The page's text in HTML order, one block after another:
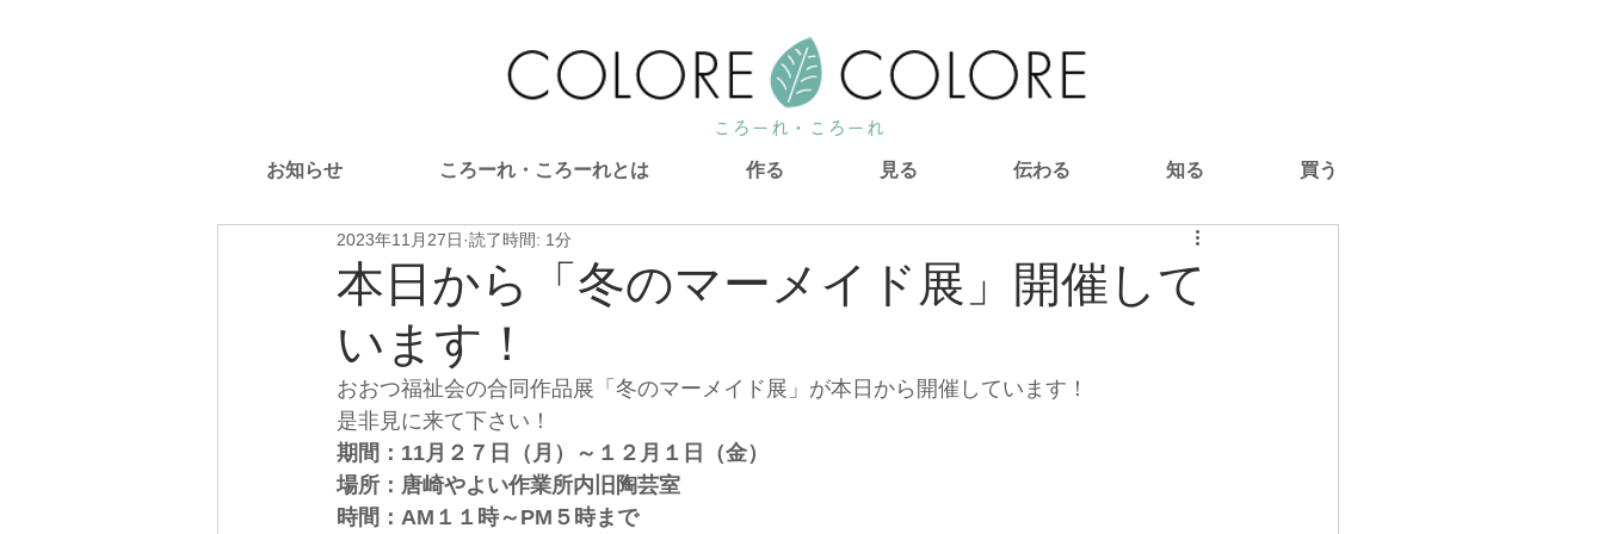
ころーれ・ころーれ
お知らせ ころーれ・ころーれとは 作る 見る 伝わる 知る 買う
本日から「冬のマーメイド展」開催して
います！
2023年11月27日 読了時間: 1分
おおつ福祉会の合同作品展「冬のマーメイド展」が本日から開催しています！
是非見に来て下さい！
期間：11月２７日（月）～１２月１日（金）
場所：唐崎やよい作業所内旧陶芸室
時間：AM１１時～PM５時まで